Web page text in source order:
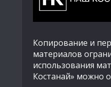
Копирование и
материалов
использования
Костанай» можно